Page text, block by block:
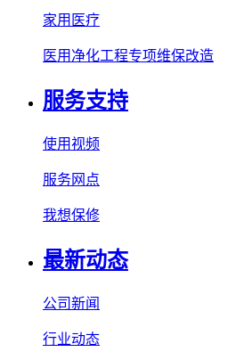
家用医疗
医用净化工程专项维保改造
服务支持
使用视频
服务网点
我想保修
最新动态
公司新闻
行业动态